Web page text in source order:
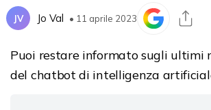
JV Jo Val • 11 aprile 2023
Puoi restare informato sugli ultimi
del chatbot di intelligenza